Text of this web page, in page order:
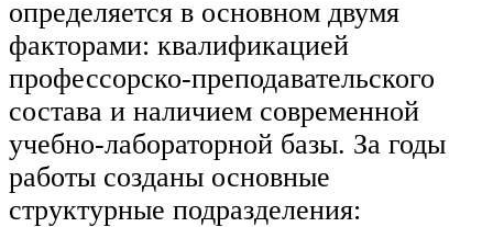
определяется в основном двумя
факторами: квалификацией
профессорско-преподавательского
состава и наличием современной
учебно-лабораторной базы. За годы
работы созданы основные
структурные подразделения: